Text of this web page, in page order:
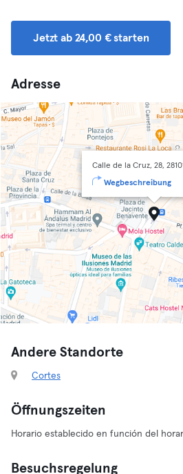
Jetzt ab 24,00 € starten
Adresse
Calle de la Cruz, 28,
Wegbeschreibung
Andere Standorte
Cortes
Öffnungszeiten
Horario establecido en función del
Besuchsregelung